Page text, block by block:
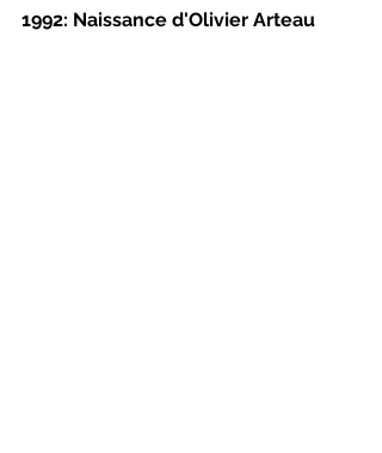
1992: Naissance d'Olivier Arteau